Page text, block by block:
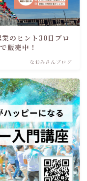
のヒント30日プロ
販売中！
なおみさんブログ